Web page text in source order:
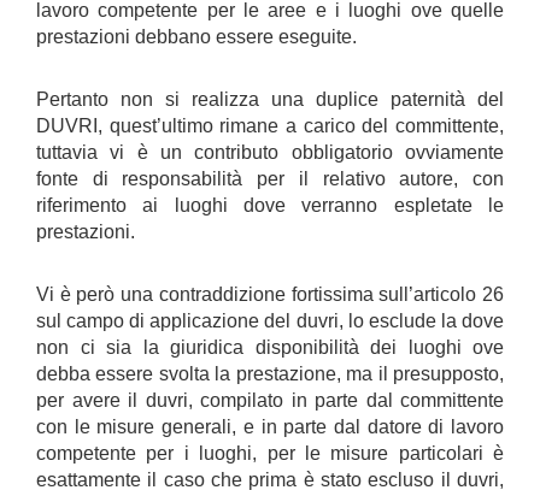
lavoro competente per le aree e i luoghi ove quelle
prestazioni debbano essere eseguite.
Pertanto non si realizza una duplice paternità del
DUVRI, quest’ultimo rimane a carico del committente,
tuttavia vi è un contributo obbligatorio ovviamente
fonte di responsabilità per il relativo autore, con
riferimento ai luoghi dove verranno espletate le
prestazioni.
Vi è però una contraddizione fortissima sull’articolo 26
sul campo di applicazione del duvri, lo esclude la dove
non ci sia la giuridica disponibilità dei luoghi ove
debba essere svolta la prestazione, ma il presupposto,
per avere il duvri, compilato in parte dal committente
con le misure generali, e in parte dal datore di lavoro
competente per i luoghi, per le misure particolari è
esattamente il caso che prima è stato escluso il duvri,